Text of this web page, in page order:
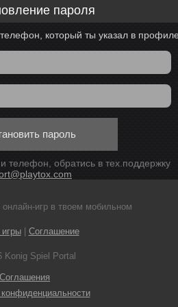
пароля
который ты указал в
пароль
телефон, обратись в тех.поддержку
игр в твоем мобильном
игры| Соглашение
Konig Spiel Portal
Соглашения